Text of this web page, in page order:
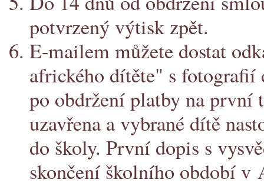
potvrzený výtisk zpět.
E-mailem můžete dostat
afrického dítěte" s fotografií
po obdržení platby na
uzavřena a vybrané dítě
do školy. První dopis s
skončení školního období v